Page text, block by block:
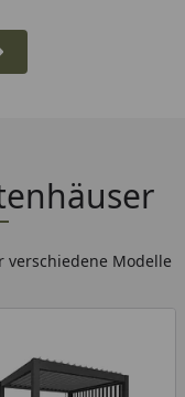
verschiedene Modelle